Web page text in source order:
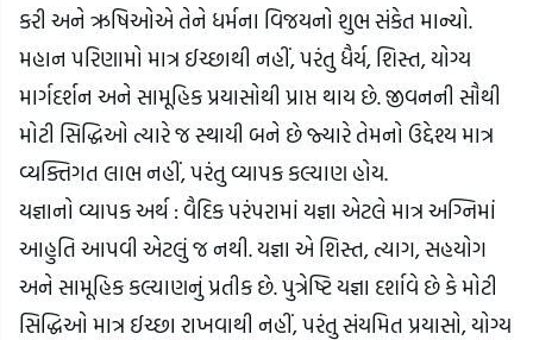
કરી અને ઋષિઓએ તેને ધર્મના વિજયનો શુભ સંકેત માન્યો.
મહાન પરિણામો માત્ર ઈચ્છાથી નહીં, પરંતુ ધૈર્ય, શિસ્ત, યોગ્ય
માર્ગદર્શન અને સામૂહિક પ્રયાસોથી પ્રાપ્ત થાય છે. જીવનની સૌથી
મોટી સિદ્ધિઓ ત્યારે જ સ્થાયી બને છે જ્યારે તેમનો ઉદ્દેશ્ય માત્ર
વ્યક્તિગત લાભ નહીં, પરંતુ વ્યાપક કલ્યાણ હોય.
યજ્ઞાનો વ્યાપક અર્થ : વૈદિક પરંપરામાં યજ્ઞા એટલે માત્ર અગ્નિમાં
આહુતિ આપવી એટલું જ નથી. યજ્ઞા એ શિસ્ત, ત્યાગ, સહયોગ
અને સામૂહિક કલ્યાણનું પ્રતીક છે. પુત્રેષ્ટિ યજ્ઞા દર્શાવે છે કે મોટી
સિદ્ધિઓ માત્ર ઈચ્છા રાખવાથી નહીં, પરંતુ સંયમિત પ્રયાસો, યોગ્ય